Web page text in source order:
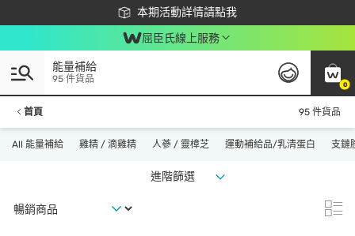
本期活動詳情請點我
下載app最高回饋$350
屈臣氏線上服務
0
能量補給
95 件貨品
首頁 95 件貨品
All 能量補給 雞精 / 滴雞精 人蔘 / 靈樟芝 運動補給品/乳清蛋白 支鏈
進階篩選